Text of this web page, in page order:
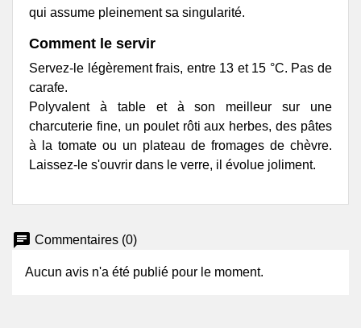
qui assume pleinement sa singularité.
Comment le servir
Servez-le légèrement frais, entre 13 et 15 °C. Pas de
carafe.
Polyvalent à table et à son meilleur sur une
charcuterie fine, un poulet rôti aux herbes, des pâtes
à la tomate ou un plateau de fromages de chèvre.
Laissez-le s'ouvrir dans le verre, il évolue joliment.
chat Commentaires (0)
Aucun avis n'a été publié pour le moment.